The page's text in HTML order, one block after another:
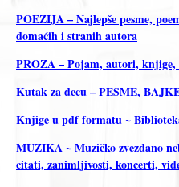
POEZIJA – Najlepše pesme,
domaćih i stranih autora
PROZA – Pojam, autori,
Kutak za decu – PESME,
Knjige u pdf formatu ~
MUZIKA ~ Muzičko zvezdano
citati, zanimljivosti, koncerti,